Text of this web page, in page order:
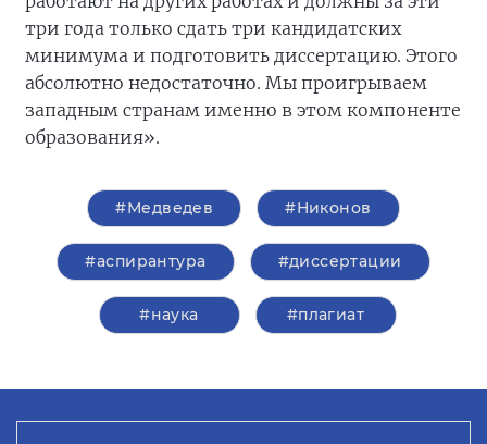
три года только сдать три кандидатских
минимума и подготовить диссертацию. Этого
абсолютно недостаточно. Мы проигрываем
западным странам именно в этом компоненте
образования».
#Медведев #Никонов
#аспирантура #диссертации
#наука #плагиат